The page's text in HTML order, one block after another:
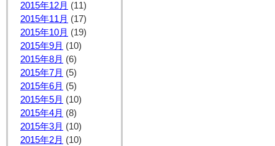
2015年12月 (11)
2015年11月 (17)
2015年10月 (19)
2015年9月 (10)
2015年8月 (6)
2015年7月 (5)
2015年6月 (5)
2015年5月 (10)
2015年4月 (8)
2015年3月 (10)
2015年2月 (10)